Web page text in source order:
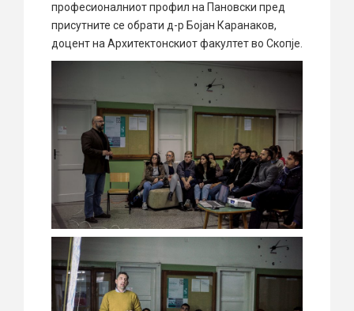
професионалниот профил на Пановски пред
присутните се обрати д-р Бојан Каранаков,
доцент на Архитектонскиот факултет во Скопје.